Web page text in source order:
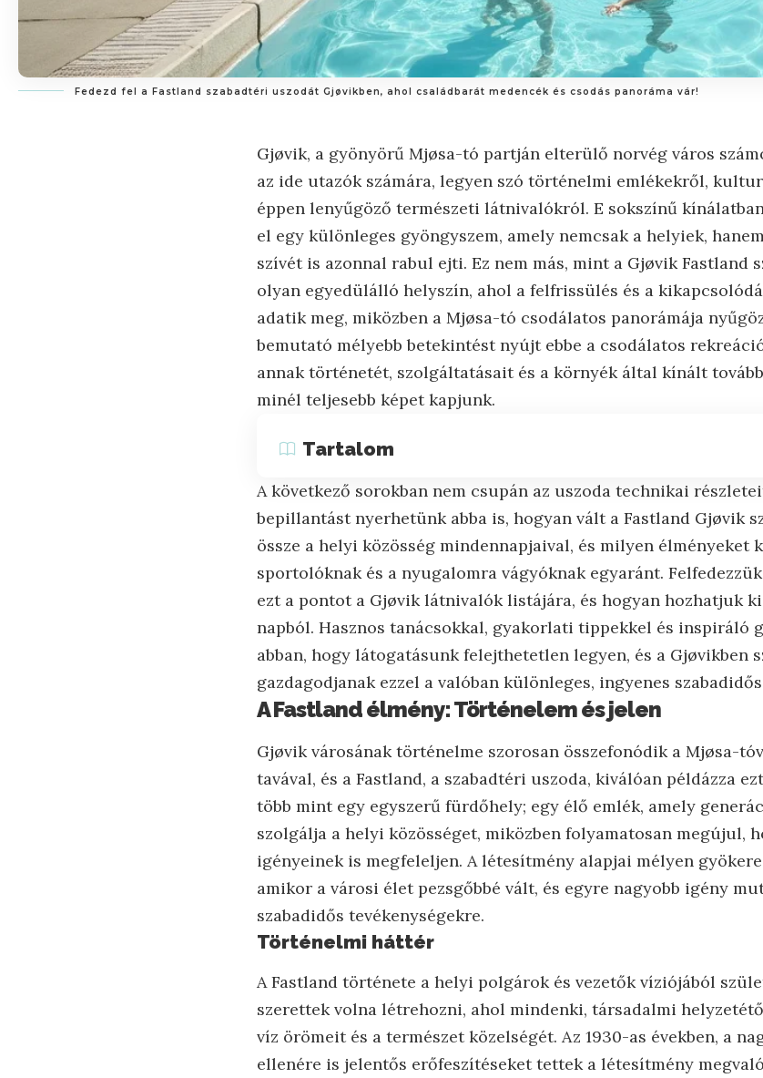
Fedezd fel a Fastland szabadtéri uszodát Gjøvikben, ahol családbarát medencék és csodás panoráma vár!
Gjøvik, a gyönyörű Mjøsa-tó partján elterülő norvég város
az ide utazók számára, legyen szó történelmi emlékekről,
éppen lenyűgöző természeti látnivalókról. E sokszínű
el egy különleges gyöngyszem, amely nemcsak a helyiek,
szívét is azonnal rabul ejti. Ez nem más, mint a Gjøvik Fastland
olyan egyedülálló helyszín, ahol a felfrissülés és a
adatik meg, miközben a Mjøsa-tó csodálatos panorámája
bemutató mélyebb betekintést nyújt ebbe a csodálatos
annak történetét, szolgáltatásait és a környék által kínált
minél teljesebb képet kapjunk.
Tartalom
A következő sorokban nem csupán az uszoda technikai
bepillantást nyerhetünk abba is, hogyan vált a Fastland Gjøvik
össze a helyi közösség mindennapjaival, és milyen élményeket
sportolóknak és a nyugalomra vágyóknak egyaránt.
ezt a pontot a Gjøvik látnivalók listájára, és hogyan hozhatjuk
napból. Hasznos tanácsokkal, gyakorlati tippekkel és inspiráló
abban, hogy látogatásunk felejthetetlen legyen, és a Gjøvikben
gazdagodjanak ezzel a valóban különleges, ingyenes
A Fastland élmény: Történelem és jelen
Gjøvik városának történelme szorosan összefonódik a Mjøsa-
tavával, és a Fastland, a szabadtéri uszoda, kiválóan példázza
több mint egy egyszerű fürdőhely; egy élő emlék, amely
szolgálja a helyi közösséget, miközben folyamatosan megújul,
igényeinek is megfeleljen. A létesítmény alapjai mélyen
amikor a városi élet pezsgőbbé vált, és egyre nagyobb igény
szabadidős tevékenységekre.
Történelmi háttér
A Fastland története a helyi polgárok és vezetők víziójából
szerettek volna létrehozni, ahol mindenki, társadalmi
víz örömeit és a természet közelségét. Az 1930-as években, a
ellenére is jelentős erőfeszítéseket tettek a létesítmény